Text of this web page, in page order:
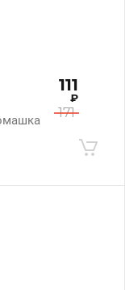
171
111
₽